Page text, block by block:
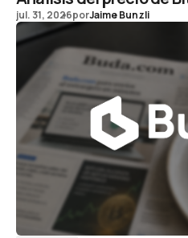
jul. 31, 2026porJaime Bunzli